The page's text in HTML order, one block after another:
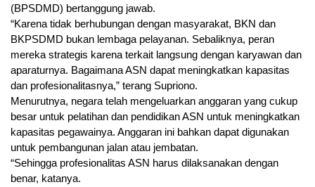
(BPSDMD) bertanggung jawab.
“Karena tidak berhubungan dengan masyarakat, BKN dan
BKPSDMD bukan lembaga pelayanan. Sebaliknya, peran
mereka strategis karena terkait langsung dengan karyawan dan
aparaturnya. Bagaimana ASN dapat meningkatkan kapasitas
dan profesionalitasnya,” terang Supriono.
Menurutnya, negara telah mengeluarkan anggaran yang cukup
besar untuk pelatihan dan pendidikan ASN untuk meningkatkan
kapasitas pegawainya. Anggaran ini bahkan dapat digunakan
untuk pembangunan jalan atau jembatan.
“Sehingga profesionalitas ASN harus dilaksanakan dengan
benar, katanya.